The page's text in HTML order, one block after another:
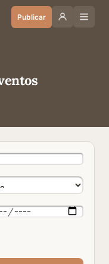
Publicar